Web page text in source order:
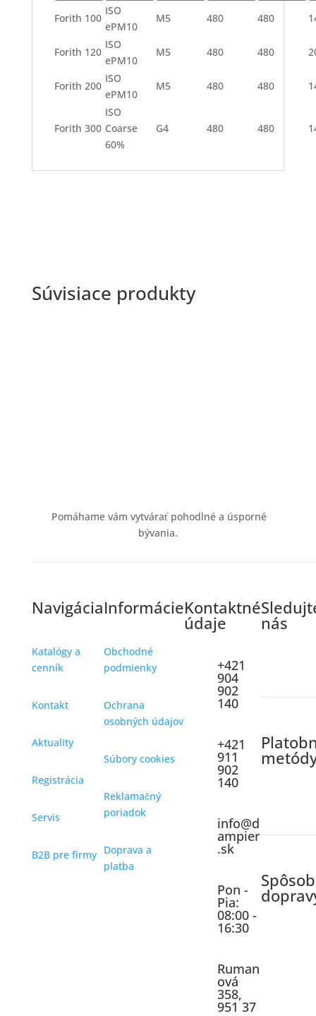
Forith 100
ISO
ePM10
M5 480 480
Forith 120
ISO
ePM10
M5 480 480
Forith 200
ISO
ePM10
M5 480 480
Forith 300
ISO
Coarse
60%
G4 480 480
Súvisiace produkty
Pomáhame vám vytvárať pohodlné a úsporné
bývania.
Navigácia
Katalógy a
cenník
Kontakt
Aktuality
Registrácia
Servis
B2B pre firmy
Informácie
Obchodné
podmienky
Ochrana
osobných údajov
Súbory cookies
Reklamačný
poriadok
Doprava a
platba
Kontaktné
údaje
+421
904
902
140
+421
911
902
140
info@d
ampier
.sk
Pon -
Pia:
08:00 -
16:30
Ruman
ová
358,
951 37
nás
Spôsob